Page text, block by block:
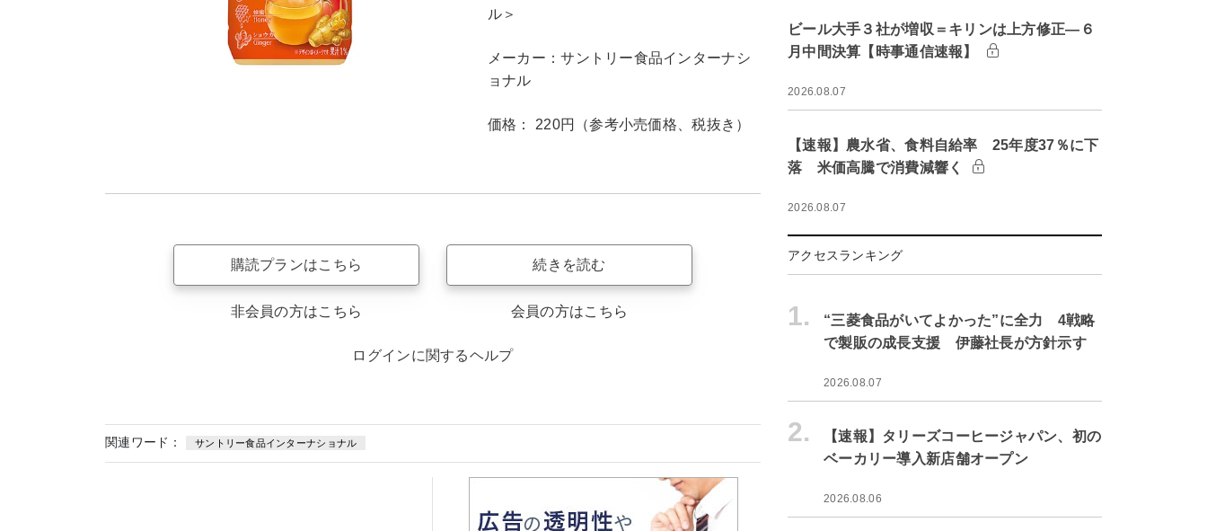
ル＞
メーカー：サントリー食品インターナシ
ョナル
価格： 220円（参考小売価格、税抜き）
購読プランはこちら
非会員の方はこちら
続きを読む
会員の方はこちら
ログインに関するヘルプ
関連ワード： サントリー食品インターナショナル
ビール大手３社が増収＝キリンは上方修正―６
月中間決算【時事通信速報】
2026.08.07
【速報】農水省、食料自給率 25年度37％に下
落 米価高騰で消費減響く
2026.08.07
アクセスランキング
1.
“三菱食品がいてよかった”に全力 4戦略
で製販の成長支援 伊藤社長が方針示す
2026.08.07
2.
【速報】タリーズコーヒージャパン、初の
ベーカリー導入新店舗オープン
2026.08.06